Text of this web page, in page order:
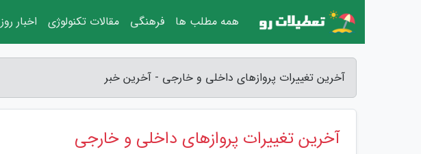
آخرین تغییرات پروازهای داخلی و خارجی - آخرین خبر
آخرین تغییرات پروازهای داخلی و خارجی
همه مطلب ها فرهنگی مقالات تکنولوژی اخبار روز